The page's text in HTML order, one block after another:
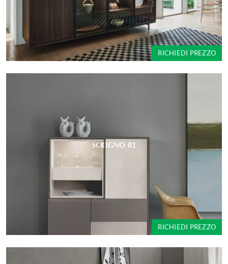
RICHIEDI PREZZO
SCRIGNO 02
RICHIEDI PREZZO